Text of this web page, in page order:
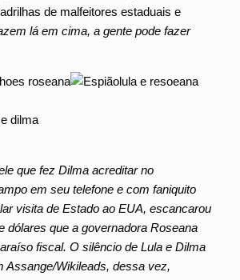
de malfeitores estaduais e
lá em cima, a gente pode fazer
que fez Dilma acreditar no
em seu telefone e com faniquito
visita de Estado ao EUA, escancarou
dólares que a governadora Roseana
fiscal. O silêncio de Lula e Dilma
Assange/Wikileads, dessa vez,